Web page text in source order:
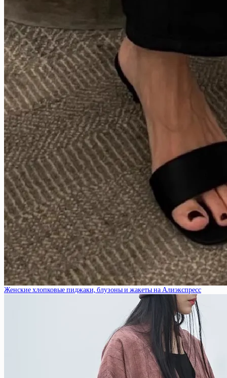
Женские хлопковые пиджаки, блузоны и жакеты на Алиэкспресс